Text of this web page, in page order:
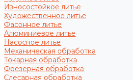
Износостойкое литье
Художественное литье
Фасонное литье
Алюминиевое литье
Насосное литье
Механическая обработка
Токарная обработка
Фрезерная обработка
Слесарная обработка